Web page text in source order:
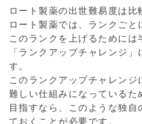
ロート製薬の出世難易度は比
ロート製薬では、ランクごと
このランクを上げるためには
「ランクアップチャレンジ
す。
このランクアップチャレン
難しい仕組みになっているた
目指すなら、このような独
ておくことが必要です。